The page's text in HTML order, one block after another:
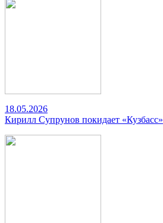
18.05.2026
Кирилл Супрунов покидает «Кузбасс»